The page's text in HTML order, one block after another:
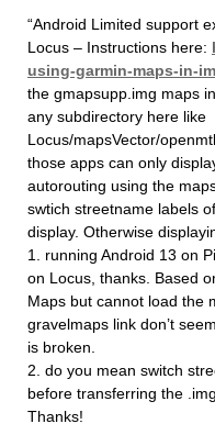
“Android Limited support
Locus – Instructions here:
using-garmin-maps-in-
the gmapsupp.img maps
any subdirectory here like
Locus/mapsVector/
those apps can only
autorouting using the
swtich streetname labels
display. Otherwise
1. running Android 13 on
on Locus, thanks. Based
Maps but cannot load the
gravelmaps link don’t
is broken.
2. do you mean switch
before transferring the
Thanks!